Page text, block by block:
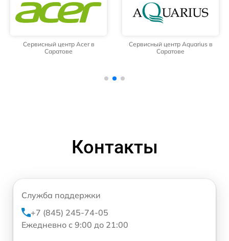
Сервисный центр Acer в
Саратове
Сервисный центр Aquarius в
Саратове
Контакты
Служба поддержки
+7 (845) 245-74-05
Ежедневно с 9:00 до 21:00